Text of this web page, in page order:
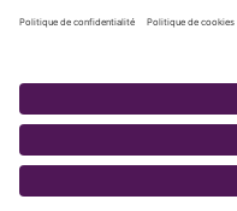
2017 - TOTALE